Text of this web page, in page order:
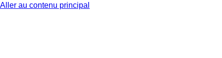
Aller au contenu principal